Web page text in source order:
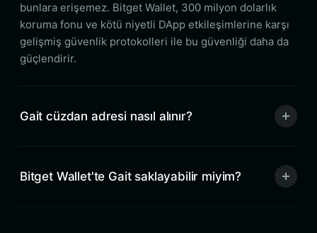
bunlara erişemez. Bitget Wallet, 300 milyon dolarlık
koruma fonu ve kötü niyetli DApp etkileşimlerine karşı
gelişmiş güvenlik protokolleri ile bu güvenliği daha da
güçlendirir.
Gait cüzdan adresi nasıl alınır?
Bitget Wallet'te Gait saklayabilir miyim?